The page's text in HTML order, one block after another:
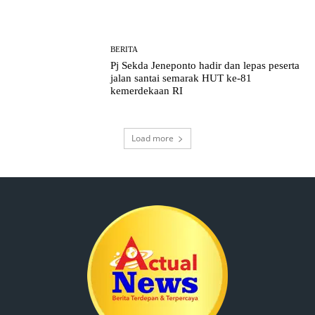
BERITA
Pj Sekda Jeneponto hadir dan lepas peserta
jalan santai semarak HUT ke-81
kemerdekaan RI
Load more